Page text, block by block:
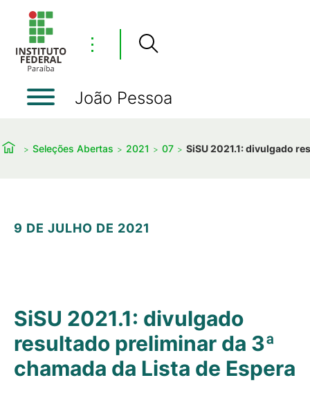
⋮
João Pessoa
Seleções Abertas 2021 07 SiSU 2021.1: divulgado
9 DE JULHO DE 2021
SiSU 2021.1: divulgado
resultado preliminar da 3ª
chamada da Lista de Espera